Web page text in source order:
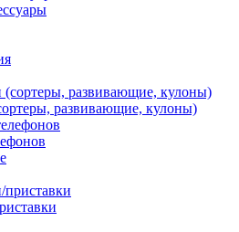
развивающие, кулоны)